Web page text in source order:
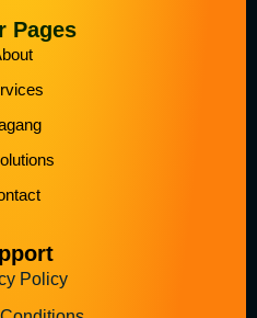
Pages
Policy